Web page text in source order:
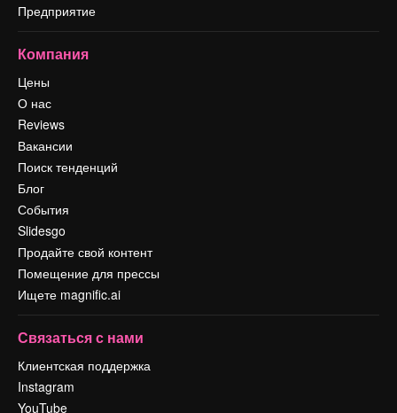
Предприятие
Компания
Цены
О нас
Reviews
Вакансии
Поиск тенденций
Блог
События
Slidesgo
Продайте свой контент
Помещение для прессы
Ищете magnific.ai
Связаться с нами
Клиентская поддержка
Instagram
YouTube